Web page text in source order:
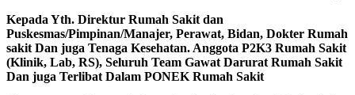
Kepada Yth. Direktur Rumah Sakit dan
Puskesmas/Pimpinan/Manajer, Perawat, Bidan, Dokter Rumah
sakit Dan juga Tenaga Kesehatan. Anggota P2K3 Rumah Sakit
(Klinik, Lab, RS), Seluruh Team Gawat Darurat Rumah Sakit
Dan juga Terlibat Dalam PONEK Rumah Sakit